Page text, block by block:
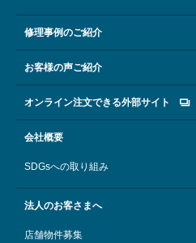
修理事例のご紹介
お客様の声ご紹介
オンライン注文できる外部サイト
会社概要
SDGsへの取り組み
法人のお客さまへ
店舗物件募集